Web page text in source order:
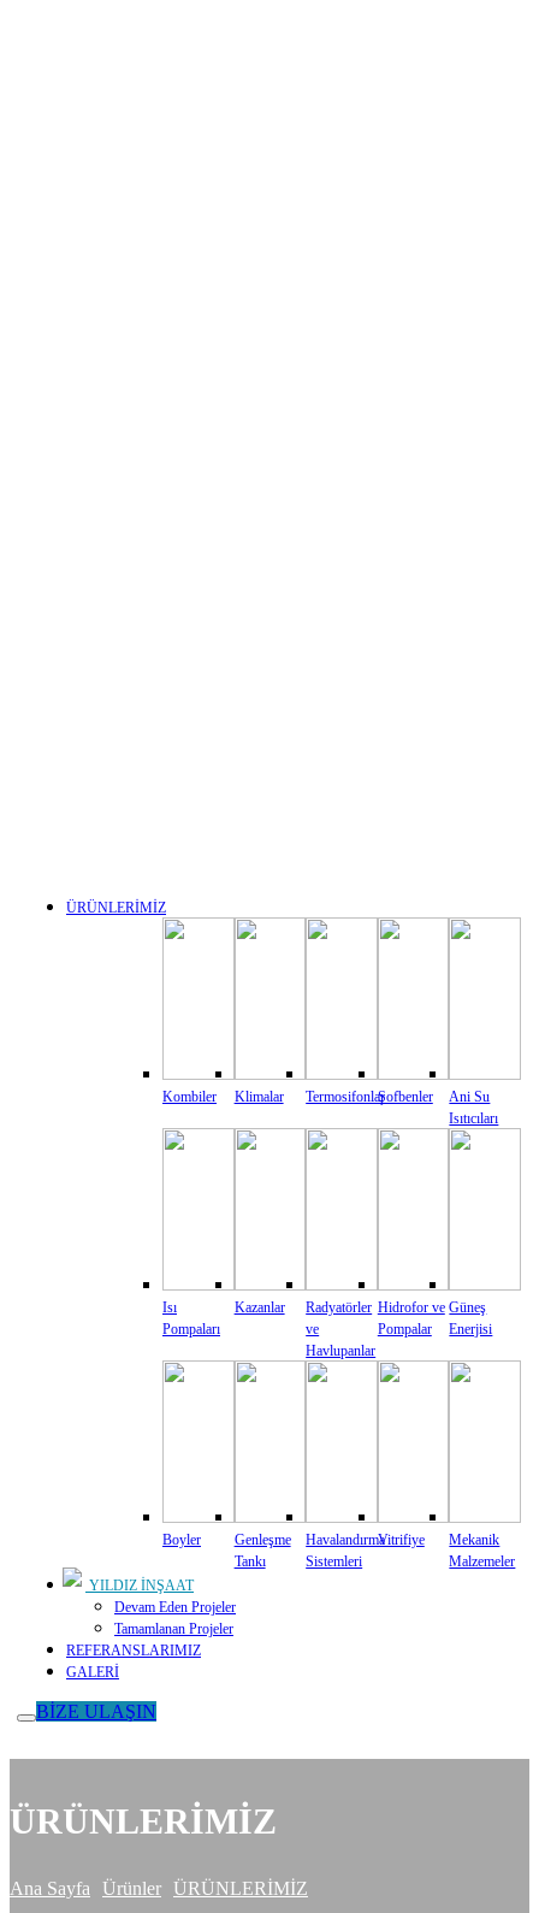
ÜRÜNLERİMİZ
Kombiler Klimalar TermosifonlarŞofbenler
Ani Su
Isıtıcıları
Isı
Pompaları
Kazanlar
Radyatörler
ve
Havlupanlar
Hidrofor ve
Pompalar
Güneş
Enerjisi
Boyler
Genleşme
Tankı
Havalandırma
Sistemleri
Vitrifiye
Mekanik
Malzemeler
YILDIZ İNŞAAT
Devam Eden Projeler
Tamamlanan Projeler
REFERANSLARIMIZ
GALERİ
BİZE ULAŞIN
ÜRÜNLERİMİZ
Ana Sayfa Ürünler ÜRÜNLERİMİZ